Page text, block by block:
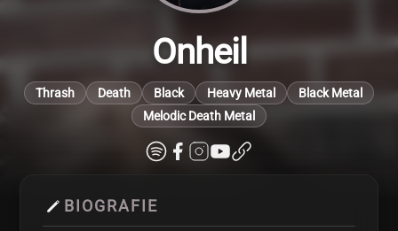
Onheil
Thrash Death Black Heavy Metal
Black Metal
Melodic Death Metal
BIOGRAFIE